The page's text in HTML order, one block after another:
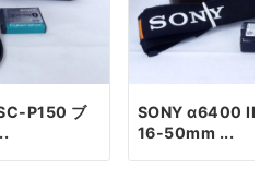
P150 ブ
SONY α6400
16-50mm ...